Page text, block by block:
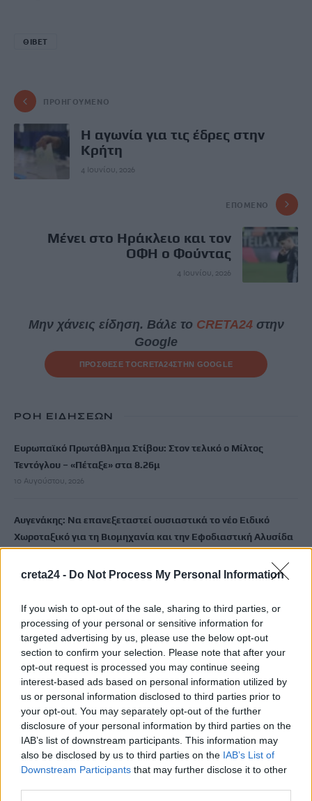
creta24 - Do Not Process My Personal Information
If you wish to opt-out of the sale, sharing to third parties, or
processing of your personal or sensitive information for
targeted advertising by us, please use the below opt-out
section to confirm your selection. Please note that after your
opt-out request is processed you may continue seeing
interest-based ads based on personal information utilized by
us or personal information disclosed to third parties prior to
your opt-out. You may separately opt-out of the further
disclosure of your personal information by third parties on the
IAB’s list of downstream participants. This information may
also be disclosed by us to third parties on the IAB’s List of
Downstream Participants that may further disclose it to other
ΘΙΒΕΤ
ΠΡΟΗΓΟΎΜΕΝΟ
Η αγωνία για τις έδρες στην
Κρήτη
4 Ιουνίου, 2026
ΕΠΌΜΕΝΟ
Μένει στο Ηράκλειο και τον
ΟΦΗ ο Φούντας
4 Ιουνίου, 2026
Μην χάνεις είδηση. Βάλε το CRETA24στην
Google
ΠΡΟΣΘΕΣΕ ΤΟCRETA24ΣΤΗΝ GOOGLE
ΡΟΗ ΕΙΔΗΣΕΩΝ
Ευρωπαϊκό Πρωτάθλημα Στίβου: Στον τελικό ο Μίλτος
Τεντόγλου – «Πέταξε» στα 8.26μ
10 Αυγούστου, 2026
Αυγενάκης: Να επανεξεταστεί ουσιαστικά το νέο Ειδικό
Χωροταξικό για τη Βιομηχανία και την Εφοδιαστική Αλυσίδα
10 Αυγούστου, 2026
Με τι καιρό θα γιορτάσουμε τον Δεκαπενταύγουστο
10 Αυγούστου, 2026
«Συγγνώμη που δεν κατάφερα να σε προστατεύσω»: Η
ανάρτηση της Αφροδίτης Νέστορα για τη μητέρα της
10 Αυγούστου, 2026
Κρήτη: 500.000 ευρώ για έργα οδικής ασφάλειας –
Διαγραμμίσεις και ανακλαστήρες σε 150 χλμ. οδικού δικτύου
10 Αυγούστου, 2026